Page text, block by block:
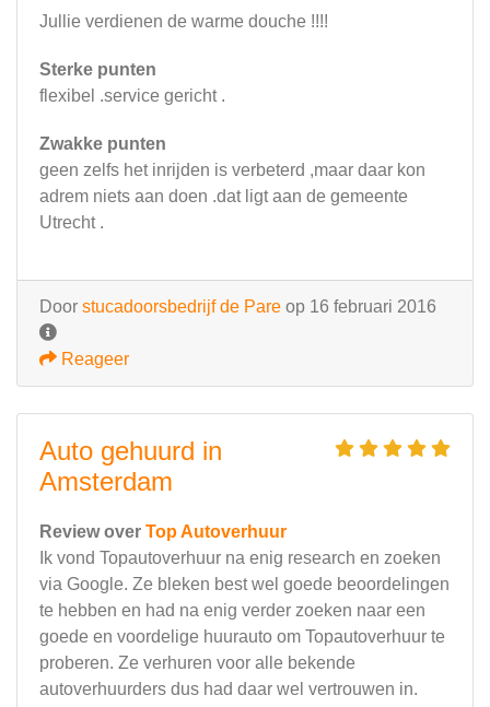
Jullie verdienen de warme douche !!!!
Sterke punten
flexibel .service gericht .
Zwakke punten
geen zelfs het inrijden is verbeterd ,maar daar kon
adrem niets aan doen .dat ligt aan de gemeente
Utrecht .
Door stucadoorsbedrijf de Pare op 16 februari 2016
Reageer
Auto gehuurd in
Amsterdam
Review over Top Autoverhuur
Ik vond Topautoverhuur na enig research en zoeken
via Google. Ze bleken best wel goede beoordelingen
te hebben en had na enig verder zoeken naar een
goede en voordelige huurauto om Topautoverhuur te
proberen. Ze verhuren voor alle bekende
autoverhuurders dus had daar wel vertrouwen in.